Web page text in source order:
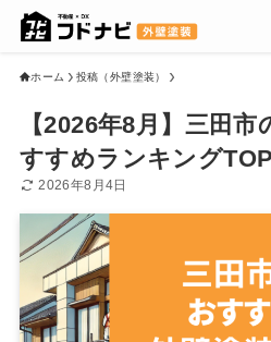
ホーム 投稿（外壁塗装）
【2026年8月】三田
すすめランキング
2026年8月4日